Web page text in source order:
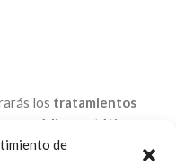
de
los tratamientos
y médico-estético
​​para ti.